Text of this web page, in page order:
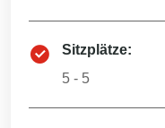
Sitzplätze:
5 - 5